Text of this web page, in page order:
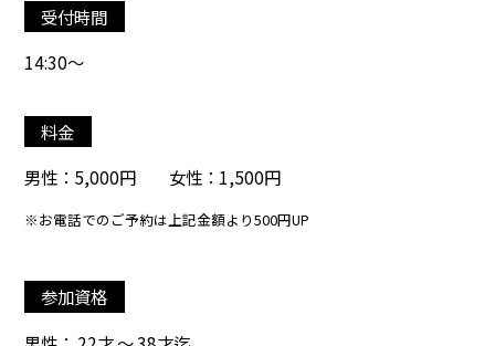
受付時間
14:30～
料金
男性：5,000円 女性：1,500円
※お電話でのご予約は上記金額より500円UP
参加資格